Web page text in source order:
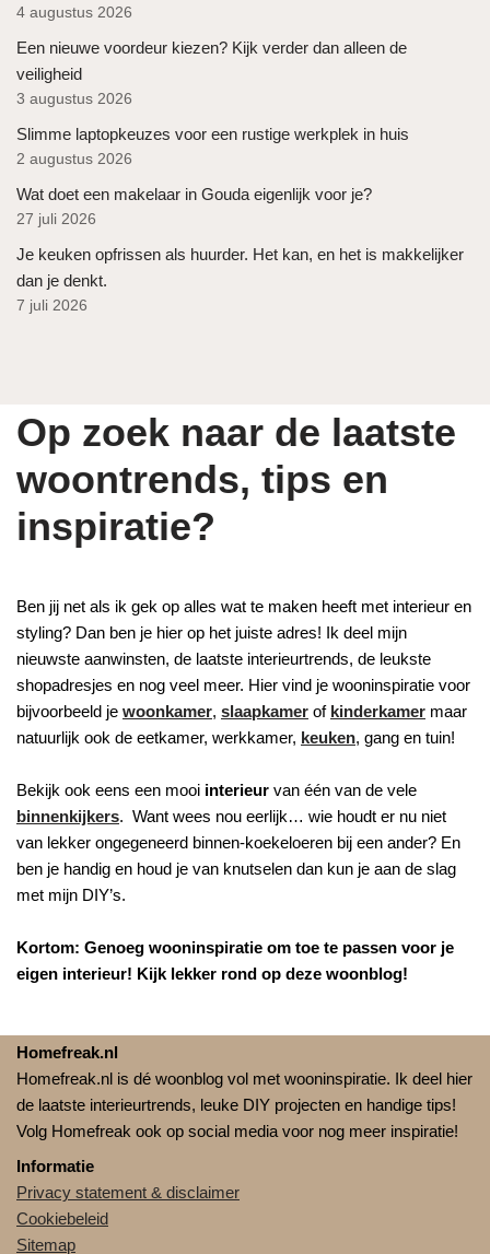
4 augustus 2026
Een nieuwe voordeur kiezen? Kijk verder dan alleen de
veiligheid
3 augustus 2026
Slimme laptopkeuzes voor een rustige werkplek in huis
2 augustus 2026
Wat doet een makelaar in Gouda eigenlijk voor je?
27 juli 2026
Je keuken opfrissen als huurder. Het kan, en het is makkelijker
dan je denkt.
7 juli 2026
Op zoek naar de laatste
woontrends, tips en
inspiratie?
Ben jij net als ik gek op alles wat te maken heeft met interieur en
styling? Dan ben je hier op het juiste adres! Ik deel mijn
nieuwste aanwinsten, de laatste interieurtrends, de leukste
shopadresjes en nog veel meer. Hier vind je wooninspiratie voor
bijvoorbeeld je woonkamer, slaapkamer of kinderkamer maar
natuurlijk ook de eetkamer, werkkamer, keuken, gang en tuin!
Bekijk ook eens een mooi interieur van één van de vele
binnenkijkers. Want wees nou eerlijk… wie houdt er nu niet
van lekker ongegeneerd binnen-koekeloeren bij een ander? En
ben je handig en houd je van knutselen dan kun je aan de slag
met mijn DIY’s.
Kortom: Genoeg wooninspiratie om toe te passen voor je
eigen interieur! Kijk lekker rond op deze woonblog!
Homefreak.nl
Homefreak.nl is dé woonblog vol met wooninspiratie. Ik deel hier
de laatste interieurtrends, leuke DIY projecten en handige tips!
Volg Homefreak ook op social media voor nog meer inspiratie!
Informatie
Privacy statement & disclaimer
Cookiebeleid
Sitemap